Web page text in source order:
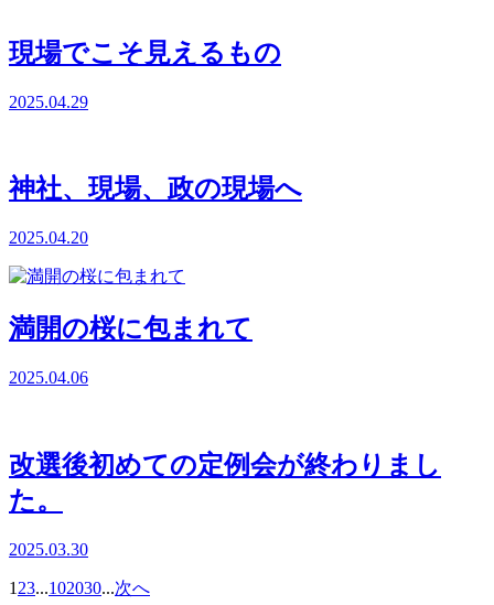
現場でこそ見えるもの
2025.04.29
神社、現場、政の現場へ
2025.04.20
満開の桜に包まれて
2025.04.06
改選後初めての定例会が終わりまし
た。
2025.03.30
1 23...102030...次へ